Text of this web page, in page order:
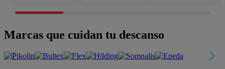
Marcas que cuidan tu descanso